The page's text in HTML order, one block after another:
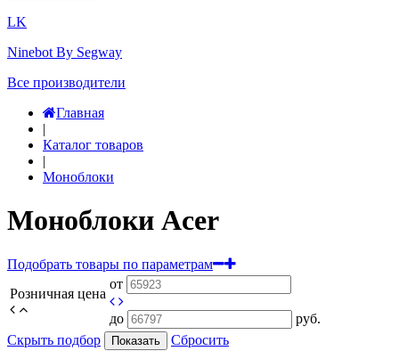
LK
Ninebot By Segway
Все производители
Главная
|
Каталог товаров
|
Моноблоки
Моноблоки Acer
Подобрать товары по параметрам
Розничная цена
от
до
руб.
Скрыть подбор
Показать
Сбросить